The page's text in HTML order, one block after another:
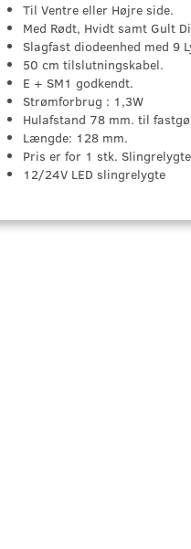
Til Ventre eller Højre side.
Med Rødt, Hvidt samt Gult
Slagfast diodeenhed med 9
50 cm tilslutningskabel.
E + SM1 godkendt.
Strømforbrug : 1,3W
Hulafstand 78 mm. til
Længde: 128 mm.
Pris er for 1 stk.
12/24V LED slingrelygte